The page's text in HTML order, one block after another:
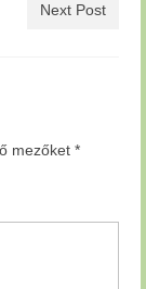
Next Post
mezőket *